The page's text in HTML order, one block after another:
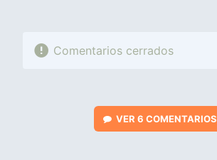
Comentarios cerrados
VER 6 COMENTARIOS